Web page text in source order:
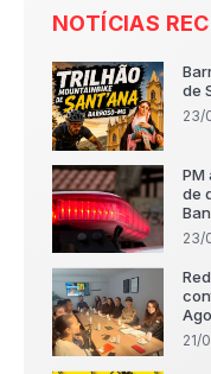
NOTÍCIAS
de
23/
PM
de
23/
21/